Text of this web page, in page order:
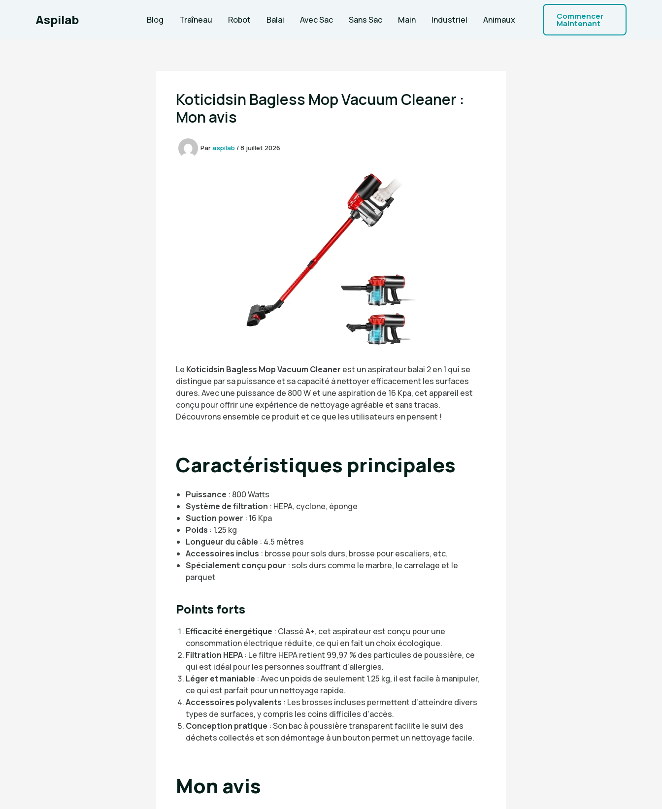
Aspilab Blog Traîneau Robot Balai Avec Sac Sans Sac Main Industriel Animaux Commencer
Maintenant
Koticidsin Bagless Mop Vacuum Cleaner :
Mon avis
Paraspilab /8 juillet 2026
Le Koticidsin Bagless Mop Vacuum Cleaner est un aspirateur balai 2 en 1 qui se
distingue par sa puissance et sa capacité à nettoyer efficacement les surfaces
dures. Avec une puissance de 800 W et une aspiration de 16 Kpa, cet appareil est
conçu pour offrir une expérience de nettoyage agréable et sans tracas.
Découvrons ensemble ce produit et ce que les utilisateurs en pensent !
Caractéristiques principales
Puissance : 800 Watts
Système de filtration : HEPA, cyclone, éponge
Suction power : 16 Kpa
Poids : 1.25 kg
Longueur du câble : 4.5 mètres
Accessoires inclus : brosse pour sols durs, brosse pour escaliers, etc.
Spécialement conçu pour : sols durs comme le marbre, le carrelage et le
parquet
Points forts
Efficacité énergétique : Classé A+, cet aspirateur est conçu pour une
consommation électrique réduite, ce qui en fait un choix écologique.
Filtration HEPA : Le filtre HEPA retient 99,97 % des particules de poussière, ce
qui est idéal pour les personnes souffrant d’allergies.
Léger et maniable : Avec un poids de seulement 1.25 kg, il est facile à manipuler,
ce qui est parfait pour un nettoyage rapide.
Accessoires polyvalents : Les brosses incluses permettent d’atteindre divers
types de surfaces, y compris les coins difficiles d’accès.
Conception pratique : Son bac à poussière transparent facilite le suivi des
déchets collectés et son démontage à un bouton permet un nettoyage facile.
Mon avis